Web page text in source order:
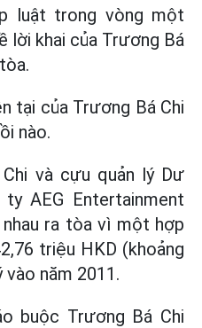
luật trong vòng một
lời khai của Trương Bá
tại của Trương Bá Chi
nào.
và cựu quản lý Dư
AEG Entertainment
ra tòa vì một hợp
triệu HKD (khoảng
năm 2011.
buộc Trương Bá Chi